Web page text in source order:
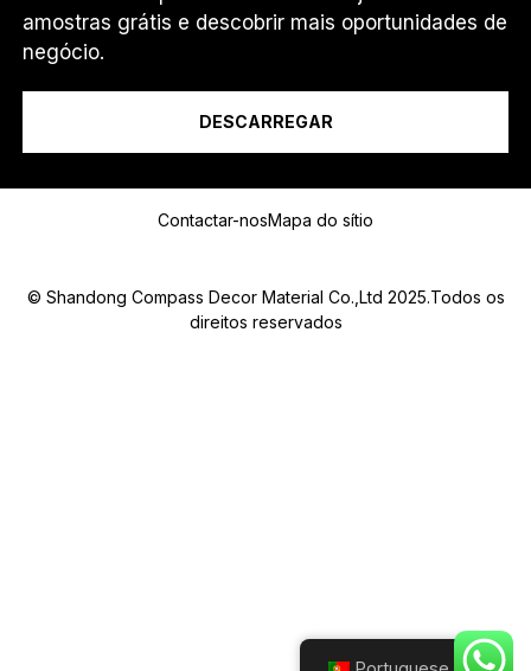
*
P
Í
u
Eu sou um...
amostras grátis e descobrir mais oportunidades de
negócio.
DESCARREGAR
Contactar-nosMapa do sítio
© Shandong Compass Decor Material Co.,Ltd 2025.Todos os
direitos reservados